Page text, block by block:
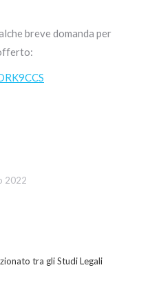
breve domanda per
2022
tra gli Studi Legali